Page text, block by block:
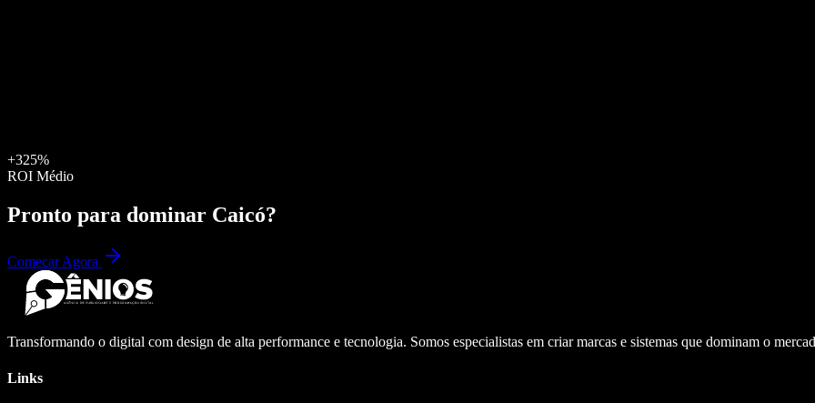
+325%
ROI Médio
Pronto para dominar Caicó?
Começar Agora
Transformando o digital com design de alta performance e tecnologia. Somos especialistas em criar marcas e sistemas que dominam o
Links